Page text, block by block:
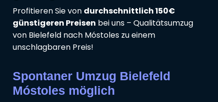
Profitieren Sie von durchschnittlich 150€
günstigeren Preisen bei uns – Qualitätsumzug
von Bielefeld nach Móstoles zu einem
unschlagbaren Preis!
Spontaner Umzug Bielefeld
Móstoles möglich